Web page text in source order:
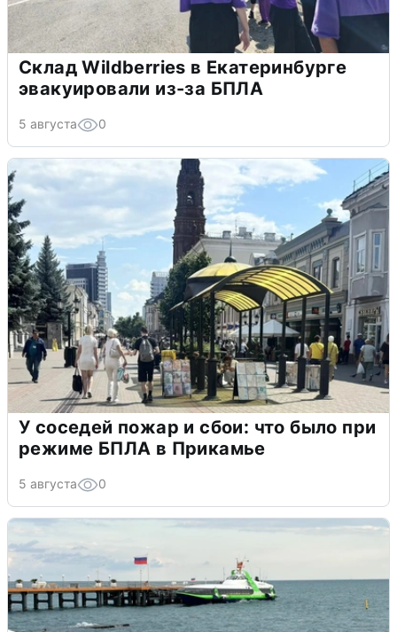
Склад Wildberries в Екатеринбурге
эвакуировали из-за БПЛА
5 августа 0
У соседей пожар и сбои: что было при
режиме БПЛА в Прикамье
5 августа 0